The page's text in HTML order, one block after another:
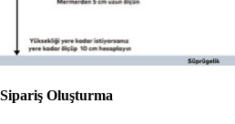
Sipariş Oluşturma